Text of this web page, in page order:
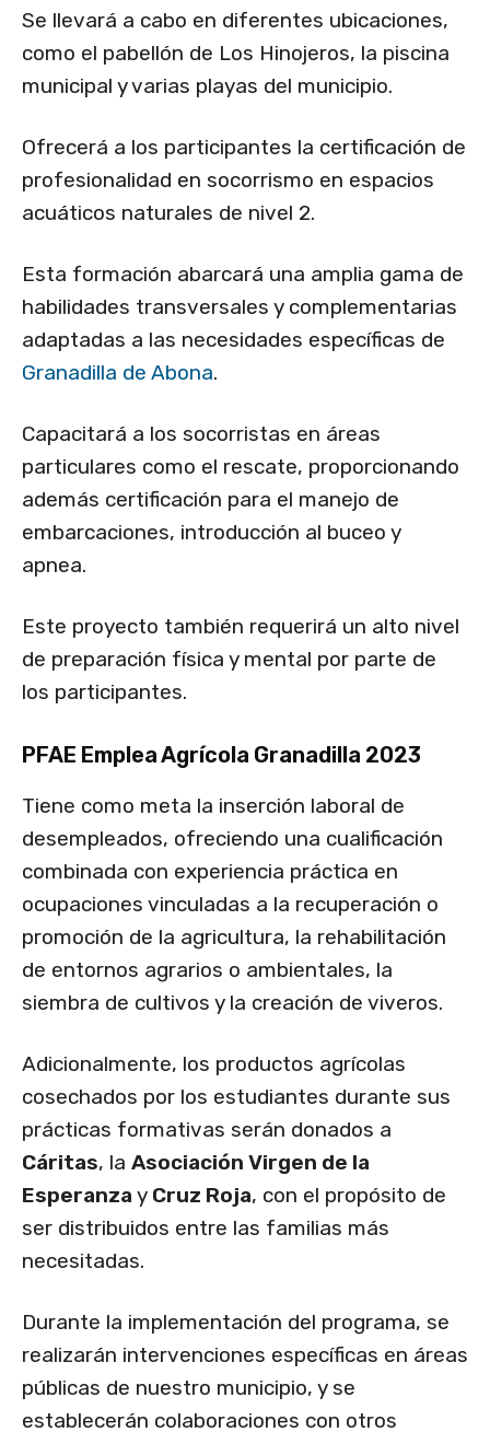
Se llevará a cabo en diferentes ubicaciones,
como el pabellón de Los Hinojeros, la piscina
municipal y varias playas del municipio.
Ofrecerá a los participantes la certificación de
profesionalidad en socorrismo en espacios
acuáticos naturales de nivel 2.
Esta formación abarcará una amplia gama de
habilidades transversales y complementarias
adaptadas a las necesidades específicas de
Granadilla de Abona.
Capacitará a los socorristas en áreas
particulares como el rescate, proporcionando
además certificación para el manejo de
embarcaciones, introducción al buceo y
apnea.
Este proyecto también requerirá un alto nivel
de preparación física y mental por parte de
los participantes.
PFAE Emplea Agrícola Granadilla 2023
Tiene como meta la inserción laboral de
desempleados, ofreciendo una cualificación
combinada con experiencia práctica en
ocupaciones vinculadas a la recuperación o
promoción de la agricultura, la rehabilitación
de entornos agrarios o ambientales, la
siembra de cultivos y la creación de viveros.
Adicionalmente, los productos agrícolas
cosechados por los estudiantes durante sus
prácticas formativas serán donados a
Cáritas, la Asociación Virgen de la
Esperanza y Cruz Roja, con el propósito de
ser distribuidos entre las familias más
necesitadas.
Durante la implementación del programa, se
realizarán intervenciones específicas en áreas
públicas de nuestro municipio, y se
establecerán colaboraciones con otros